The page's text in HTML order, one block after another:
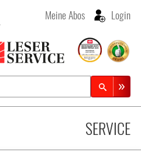
Meine Abos Login
SERVICE